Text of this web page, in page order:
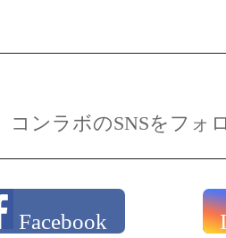
コンラボのSNSをフォ
Facebook